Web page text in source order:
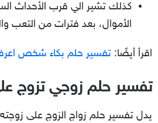
كذلك تشير الي قرب الأحداث
الأموال، بعد فترات من التعب
اقرأ أيضًا: تفسير حلم بكاء شخص
تفسير حلم زوجي تزوج
يدل تفسير حلم زواج الزوج على